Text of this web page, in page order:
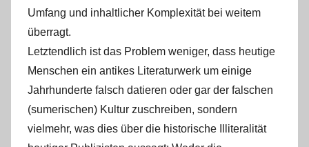
Umfang und inhaltlicher Komplexität bei weitem
überragt.
Letztendlich ist das Problem weniger, dass heutige
Menschen ein antikes Literaturwerk um einige
Jahrhunderte falsch datieren oder gar der falschen
(sumerischen) Kultur zuschreiben, sondern
vielmehr, was dies über die historische Illiteralität